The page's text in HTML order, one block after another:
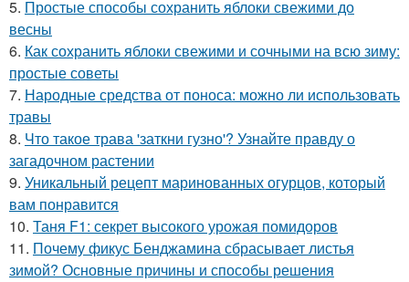
5. Простые способы сохранить яблоки свежими до
весны
6. Как сохранить яблоки свежими и сочными на всю зиму:
простые советы
7. Народные средства от поноса: можно ли использовать
травы
8. Что такое трава 'заткни гузно'? Узнайте правду о
загадочном растении
9. Уникальный рецепт маринованных огурцов, который
вам понравится
10. Таня F1: секрет высокого урожая помидоров
11. Почему фикус Бенджамина сбрасывает листья
зимой? Основные причины и способы решения